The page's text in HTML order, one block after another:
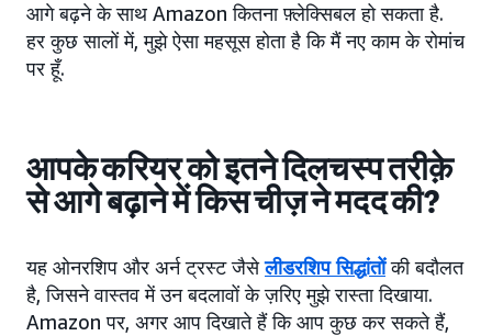
आगे बढ़ने के साथ Amazon कितना फ़्लेक्सिबल हो सकता है.
हर कुछ सालों में, मुझे ऐसा महसूस होता है कि मैं नए काम के रोमांच
पर हूँ.
आपके करियर को इतने दिलचस्प तरीक़े
से आगे बढ़ाने में किस चीज़ ने मदद की?
यह ओनरशिप और अर्न ट्रस्ट जैसेलीडरशिप सिद्धांतोंकी बदौलत
है, जिसने वास्तव में उन बदलावों के ज़रिए मुझे रास्ता दिखाया.
Amazon पर, अगर आप दिखाते हैं कि आप कुछ कर सकते हैं,